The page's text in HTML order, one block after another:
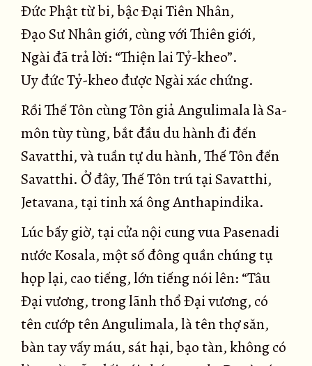
Ðức Phật từ bi, bậc Ðại Tiên Nhân,
Ðạo Sư Nhân giới, cùng với Thiên giới,
Ngài đã trả lời: “Thiện lai Tỷ-kheo”.
Uy đức Tỷ-kheo được Ngài xác chứng.
Rồi Thế Tôn cùng Tôn giả Angulimala là Sa-
môn tùy tùng, bắt đầu du hành đi đến
Savatthi, và tuần tự du hành, Thế Tôn đến
Savatthi. Ở đây, Thế Tôn trú tại Savatthi,
Jetavana, tại tinh xá ông Anthapindika.
Lúc bấy giờ, tại cửa nội cung vua Pasenadi
nước Kosala, một số đông quần chúng tụ
họp lại, cao tiếng, lớn tiếng nói lên: “Tâu
Ðại vương, trong lãnh thổ Ðại vương, có
tên cướp tên Angulimala, là tên thợ săn,
bàn tay vấy máu, sát hại, bạo tàn, không có